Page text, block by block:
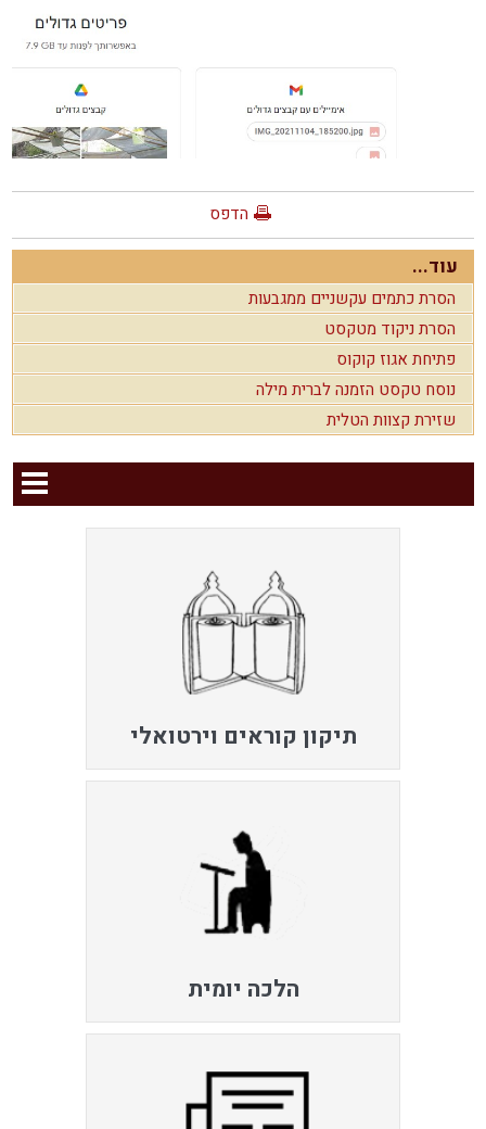
הדפס
עוד...
הסרת כתמים עקשניים ממגבעות
הסרת ניקוד מטקסט
פתיחת אגוז קוקוס
נוסח טקסט הזמנה לברית מילה
שזירת קצוות הטלית
תיקון קוראים וירטואלי
הלכה יומית